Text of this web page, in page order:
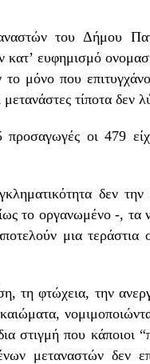
του Δήμου
κατ’ ευφημισμό
μόνο που
τίποτα δεν
προσαγωγές οι 479
δεν την
το οργανωμένο -, τα
μια τεράστια
τη φτώχεια, την
στιγμή που κάποιοι
μεταναστών δεν